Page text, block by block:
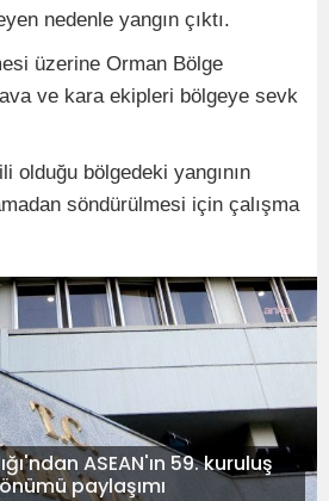
nedenle yangın çıktı.
üzerine Orman Bölge
ve kara ekipleri bölgeye sevk
olduğu bölgedeki yangının
söndürülmesi için çalışma
ASEAN'ın 59. kuruluş
paylaşımı